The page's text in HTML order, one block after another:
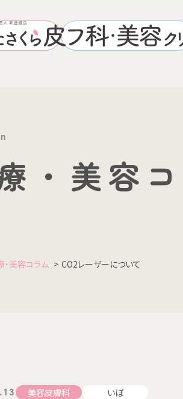
はこちら 診療受付時間・アクセス
・美容
・美容コラム CO2レーザーについて
美容皮膚科 いぼ